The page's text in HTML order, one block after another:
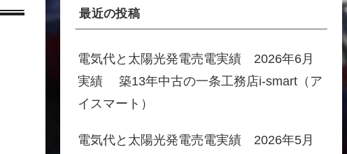
最近の投稿
電気代と太陽光発電売電実績 2026年6月
実績 築13年中古の一条工務店i-smart（ア
イスマート）
電気代と太陽光発電売電実績 2026年5月